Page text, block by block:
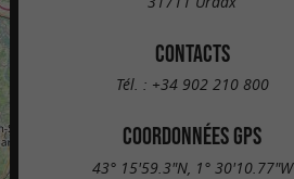
CONTACTS
Tél. : +34 902 210 800
COORDONNÉES GPS
43° 15'59.3"N, 1° 30'10.77"W